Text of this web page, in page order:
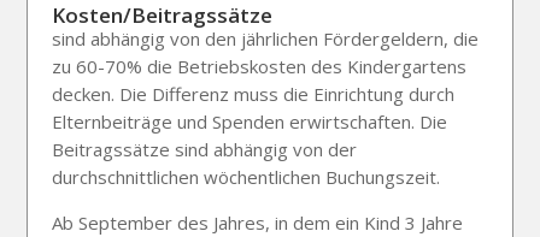
Kosten/Beitragssätze
sind abhängig von den jährlichen Fördergeldern, die
zu 60-70% die Betriebskosten des Kindergartens
decken. Die Differenz muss die Einrichtung durch
Elternbeiträge und Spenden erwirtschaften. Die
Beitragssätze sind abhängig von der
durchschnittlichen wöchentlichen Buchungszeit.
Ab September des Jahres, in dem ein Kind 3 Jahre